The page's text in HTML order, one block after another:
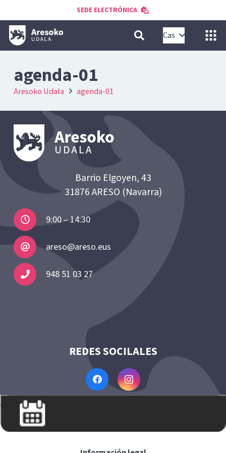
SEDE ELECTRÓNICA
Cas
agenda-01
Aresoko Udala agenda-01
Barrio Elgoyen, 43
31876 ARESO (Navarra)
9:00 – 14:30
areso@areso.eus
948 51 03 27
REDES SOCILALES